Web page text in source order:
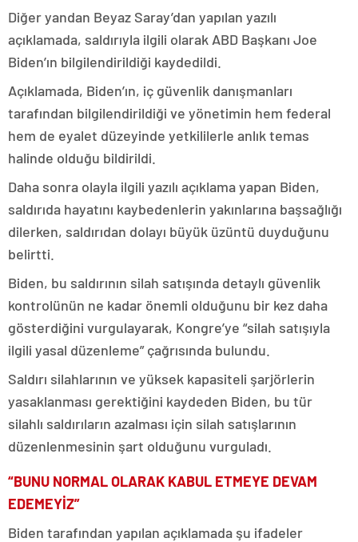
Diğer yandan Beyaz Saray’dan yapılan yazılı
açıklamada, saldırıyla ilgili olarak ABD Başkanı Joe
Biden’ın bilgilendirildiği kaydedildi.
Açıklamada, Biden’ın, iç güvenlik danışmanları
tarafından bilgilendirildiği ve yönetimin hem federal
hem de eyalet düzeyinde yetkililerle anlık temas
halinde olduğu bildirildi.
Daha sonra olayla ilgili yazılı açıklama yapan Biden,
saldırıda hayatını kaybedenlerin yakınlarına başsağlığı
dilerken, saldırıdan dolayı büyük üzüntü duyduğunu
belirtti.
Biden, bu saldırının silah satışında detaylı güvenlik
kontrolünün ne kadar önemli olduğunu bir kez daha
gösterdiğini vurgulayarak, Kongre’ye “silah satışıyla
ilgili yasal düzenleme” çağrısında bulundu.
Saldırı silahlarının ve yüksek kapasiteli şarjörlerin
yasaklanması gerektiğini kaydeden Biden, bu tür
silahlı saldırıların azalması için silah satışlarının
düzenlenmesinin şart olduğunu vurguladı.
“BUNU NORMAL OLARAK KABUL ETMEYE DEVAM
EDEMEYİZ”
Biden tarafından yapılan açıklamada şu ifadeler